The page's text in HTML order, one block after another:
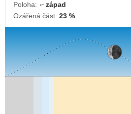
Poloha:
↓západ
Ozářená část: 23 %